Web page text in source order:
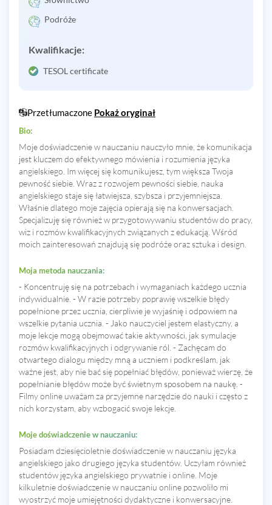
Podróże
Kwalifikacje:
TESOL certificate
Przetłumaczone Pokaż oryginał
Bio:
Moje doświadczenie w nauczaniu nauczyło mnie, że komunikacja
jest kluczem do efektywnego mówienia i rozumienia języka
angielskiego. Im więcej się komunikujesz, tym większa Twoja
pewność siebie. Wraz z rozwojem pewności siebie, nauka
angielskiego staje się łatwiejsza, szybsza i przyjemniejsza.
Właśnie dlatego moje zajęcia opierają się na konwersacjach.
Specjalizuję się również w przygotowywaniu studentów do pracy,
wiz i rozmów kwalifikacyjnych związanych z edukacją. Wśród
moich zainteresowań znajdują się podróże oraz sztuka i design.
Moja metoda nauczania:
- Koncentruję się na potrzebach i wymaganiach każdego ucznia
indywidualnie. - W razie potrzeby poprawię wszelkie błędy
popełnione przez ucznia, cierpliwie je wyjaśnię i odpowiem na
wszelkie pytania ucznia. - Jako nauczyciel jestem elastyczny, a
moje lekcje mogą obejmować takie aktywności, jak symulacje
rozmów kwalifikacyjnych i odgrywanie ról. - Zachęcam do
otwartego dialogu między mną a uczniem i podkreślam, jak
ważne jest, aby nie bać się popełniać błędów, ponieważ wierzę, że
popełnianie błędów może być świetnym sposobem na naukę. -
Filmy online uważam za przyjemne narzędzie do nauki i często z
nich korzystam, aby wzbogacić swoje lekcje.
Moje doświadczenie w nauczaniu:
Posiadam dziesięcioletnie doświadczenie w nauczaniu języka
angielskiego jako drugiego języka studentów. Uczyłam również
studentów języka angielskiego prywatnie i online. Moje
kilkuletnie doświadczenie w nauczaniu online pozwoliło mi
wyostrzyć moje umiejętności dydaktyczne i konwersacyjne.